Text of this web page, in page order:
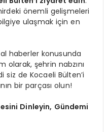
önemli gelişmeleri
ulaşmak için en
haberler konusunda
olarak, şehrin nabzını
de Kocaeli Bülten’i
bir parçası olun!
Dinleyin, Gündemi